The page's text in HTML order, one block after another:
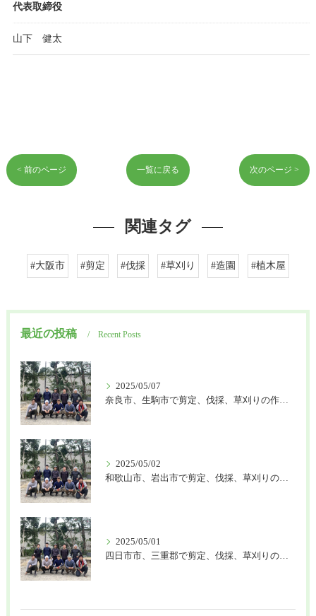
代表取締役
山下 健太
< 前のページ 一覧に戻る 次のページ >
関連タグ
#大阪市 #剪定 #伐採 #草刈り #造園 #植木屋
最近の投稿 Recent Posts
2025/05/07
奈良市、生駒市で剪定、伐採、草刈りの作業を頼むなら はなまる造園
2025/05/02
和歌山市、岩出市で剪定、伐採、草刈りの作業を頼むなら はなまる造園
2025/05/01
四日市市、三重郡で剪定、伐採、草刈りの作業を頼むなら はなまる造園